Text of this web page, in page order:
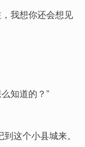
我想你还会想见
知道的？”
这个小县城来。